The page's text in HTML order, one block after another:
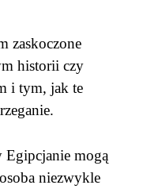
zaskoczone
historii czy
i tym, jak te
Egipcjanie mogą
niezwykle